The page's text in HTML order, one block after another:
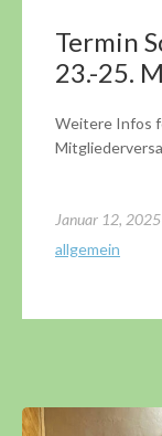
Termin
23.-25.
Weitere Infos
Januar 12, 2025
allgemein